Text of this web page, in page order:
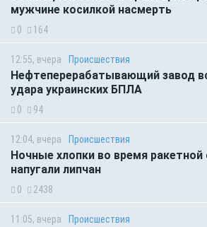
мужчине косилкой насмерть
0 164
12:55, вчера Происшествия
Нефтеперерабатывающий завод
удара украинских БПЛА
0 94
12:04, вчера Происшествия
Ночные хлопки во время ракетной
напугали липчан
0 2438
11:05, вчера Происшествия